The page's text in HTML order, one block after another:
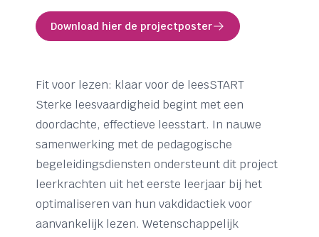
Download hier de projectposter
Fit voor lezen: klaar voor de leesSTART
Sterke leesvaardigheid begint met een
doordachte, effectieve leesstart. In nauwe
samenwerking met de pedagogische
begeleidingsdiensten ondersteunt dit project
leerkrachten uit het eerste leerjaar bij het
optimaliseren van hun vakdidactiek voor
aanvankelijk lezen. Wetenschappelijk